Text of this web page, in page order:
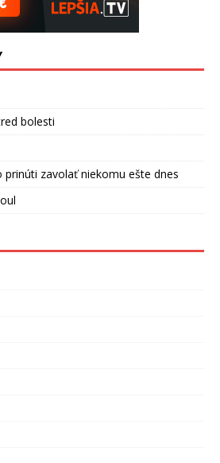
bolesti
prinúti zavolať niekomu ešte dnes